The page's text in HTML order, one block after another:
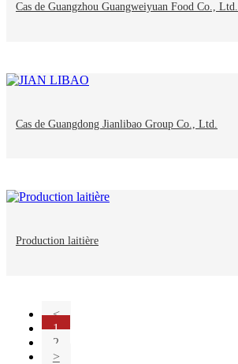
Cas de Guangzhou Guangweiyuan Food Co., Ltd.
Cas de Guangdong Jianlibao Group Co., Ltd.
Production laitière
<
1
2
>